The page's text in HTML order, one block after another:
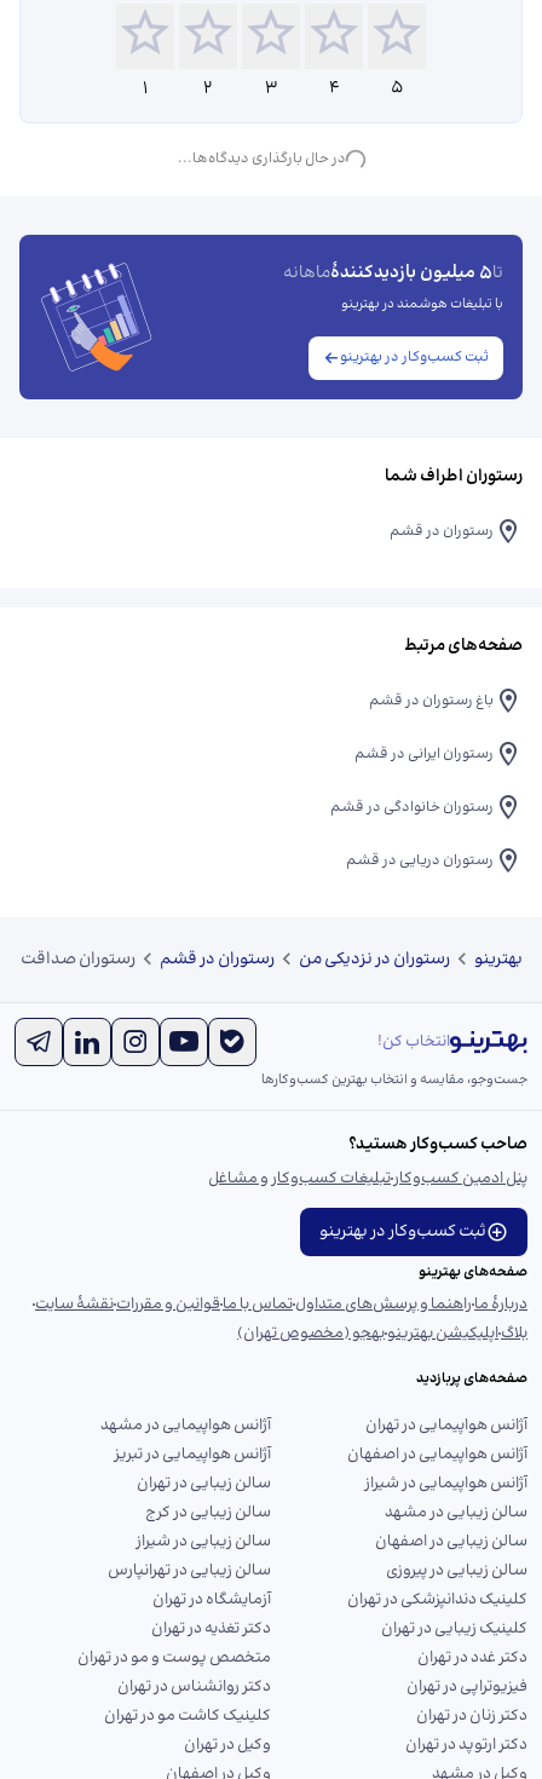
1 2 3 4 5
در حال بارگذاری دیدگاه‌ها...
تا5 میلیون بازدیدکنندهٔ ماهانه
با تبلیغات هوشمند در بهترینو
ثبت کسب‌وکار در بهترینو
رستوران اطراف شما
رستوران در قشم
صفحه‌های مرتبط
باغ رستوران در قشم
رستوران ایرانی در قشم
رستوران خانوادگی در قشم
رستوران دریایی در قشم
بهترینو رستوران در نزدیکی من رستوران در قشم رستوران صداقت
انتخاب کن!
جست‌و‌جو، مقایسه و انتخاب بهترین کسب‌وکارها
صاحب کسب‌وکار هستید؟
پنل ادمین کسب‌وکارتبلیغات کسب‌وکار و مشاغل
ثبت کسب‌وکار در بهترینو
صفحه‌های بهترینو
دربارهٔ ماراهنما و پرسش‌های متداولتماس با ماقوانین و مقرراتنقشهٔ سایت
بلاگاپلیکیشن بهترینوبهجو (مخصوص تهران)
صفحه‌های پربازدید
آژانس هواپیمایی در تهران
آژانس هواپیمایی در مشهد
آژانس هواپیمایی در اصفهان
آژانس هواپیمایی در تبریز
آژانس هواپیمایی در شیراز
سالن زیبایی در تهران
سالن زیبایی در مشهد
سالن زیبایی در کرج
سالن زیبایی در اصفهان
سالن زیبایی در شیراز
سالن زیبایی در پیروزی
سالن زیبایی در تهرانپارس
کلینیک دندانپزشکی در تهران
آزمایشگاه در تهران
کلینیک زیبایی در تهران
دکتر تغذیه در تهران
دکتر غدد در تهران
متخصص پوست و مو در تهران
فیزیوتراپی در تهران
دکتر روانشناس در تهران
دکتر زنان در تهران
کلینیک کاشت مو در تهران
دکتر ارتوپد در تهران
وکیل در تهران
وکیل در مشهد
وکیل در اصفهان